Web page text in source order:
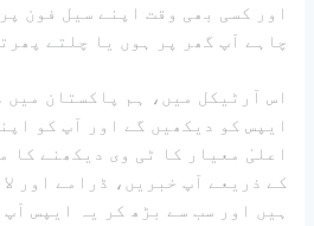
اور کسی بھی وقت اپنے سیل فون
چاہے آپ گھر پر ہوں یا چلتے
اس آرٹیکل میں، ہم پاکستان
ایپس کو دیکھیں گے اور آپ کو
اعلیٰ معیار کا ٹی وی دیکھنے کا
کے ذریعے آپ خبریں، ڈرامے اور
ہیں اور سب سے بڑھ کر یہ ایپس